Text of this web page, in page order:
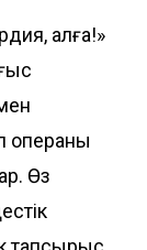
алға!»
операны
Өз